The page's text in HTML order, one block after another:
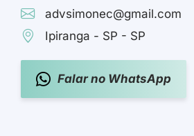
advsimonec@gmail.com
Ipiranga - SP - SP
Falar no WhatsApp